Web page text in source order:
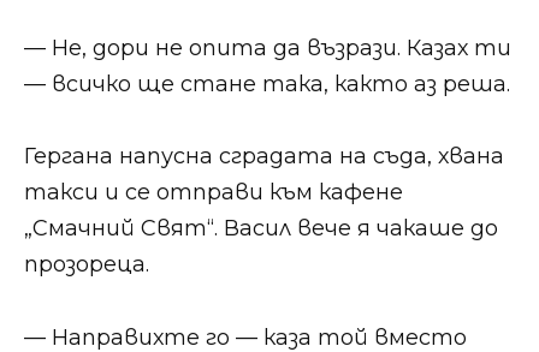
— Не, дори не опита да възрази. Казах ти
— всичко ще стане така, както аз реша.
Гергана напусна сградата на съда, хвана
такси и се отправи към кафене
„Смачний Свят“. Васил вече я чакаше до
прозореца.
— Направихте го — каза той вместо